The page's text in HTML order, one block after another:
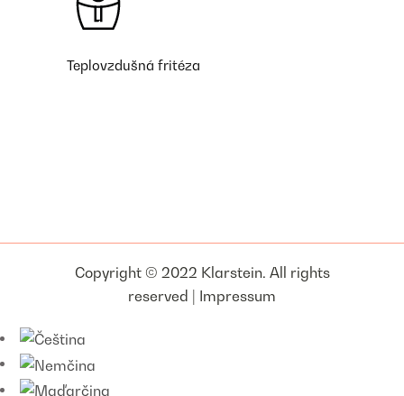
Teplovzdušná fritéza
Copyright © 2022 Klarstein. All rights
reserved | Impressum